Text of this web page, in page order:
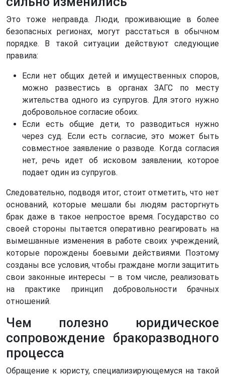
Это тоже неправда. Люди, проживающие в более
безопасных регионах, могут расстаться в обычном
порядке. В такой ситуации действуют следующие
правила:
Если нет общих детей и имущественных споров,
можно развестись в органах ЗАГС по месту
жительства одного из супругов. Для этого нужно
добровольное согласие обоих.
Если есть общие дети, то разводиться нужно
через суд. Если есть согласие, это может быть
совместное заявление о разводе. Когда согласия
нет, речь идет об исковом заявлении, которое
подает один из супругов.
Следовательно, подводя итог, стоит отметить, что нет
оснований, которые мешали бы людям расторгнуть
брак даже в такое непростое время. Государство со
своей стороны пытается оперативно реагировать на
вымешанные изменения в работе своих учреждений,
которые порождены боевыми действиями. Поэтому
созданы все условия, чтобы граждане могли защитить
свои законные интересы – в том числе, реализовать
на практике принцип добровольности брачных
отношений.
Чем полезно юридическое
сопровождение бракоразводного
процесса
Обращение к юристу, специализирующемуся на такой